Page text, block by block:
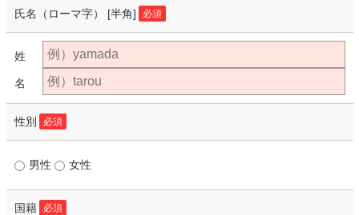
氏名（ローマ字） [半角] 必須
姓
名
性別 必須
男性 女性
国籍 必須